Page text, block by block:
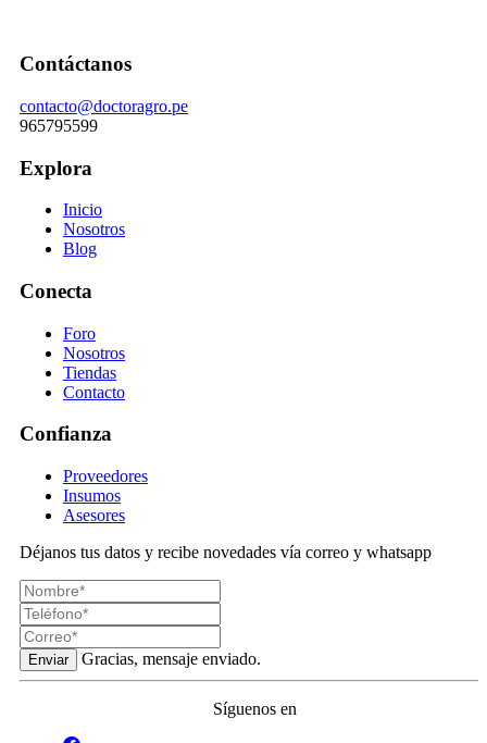
Contáctanos
contacto@doctoragro.pe
965795599
Explora
Inicio
Nosotros
Blog
Conecta
Foro
Nosotros
Tiendas
Contacto
Confianza
Proveedores
Insumos
Asesores
Déjanos tus datos y recibe novedades vía correo y whatsapp
Enviar Gracias, mensaje enviado.
Síguenos en